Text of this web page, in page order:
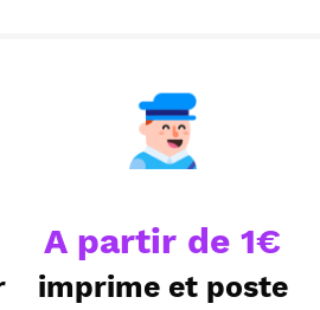
A partir de 1€
imprime et poste